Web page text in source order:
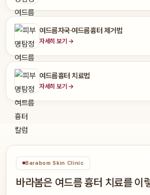
여드름자국·여드름흉터 제거법
자세히 보기 →
여드름흉터 치료법
자세히 보기 →
Barabom Skin Clinic
바라봄은 여드름 흉터 치료를 이